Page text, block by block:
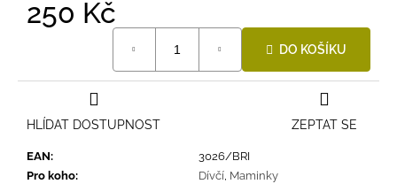
250 Kč
DO KOŠÍKU
EAN:
3026/BRI
Pro koho: Dívčí, Maminky
ZEPTAT SE
HLÍDAT DOSTUPNOST